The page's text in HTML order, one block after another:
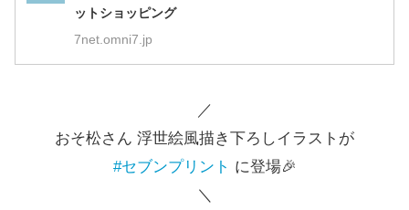
ットショッピング
7net.omni7.jp
／
おそ松さん 浮世絵風描き下ろしイラストが
#セブンプリント に登場🎉
＼